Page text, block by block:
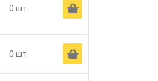
0 шт. Ä
0 шт. Ä